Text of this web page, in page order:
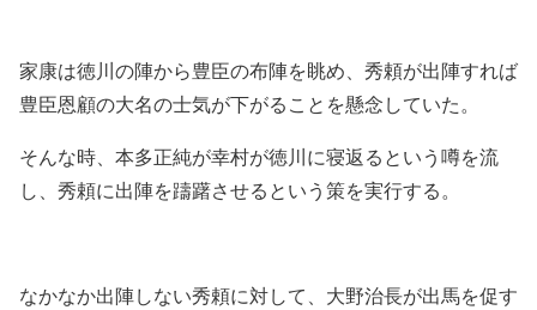
家康は徳川の陣から豊臣の布陣を眺め、秀頼が出陣すれば
豊臣恩顧の大名の士気が下がることを懸念していた。
そんな時、本多正純が幸村が徳川に寝返るという噂を流
し、秀頼に出陣を躊躇させるという策を実行する。
なかなか出陣しない秀頼に対して、大野治長が出馬を促す